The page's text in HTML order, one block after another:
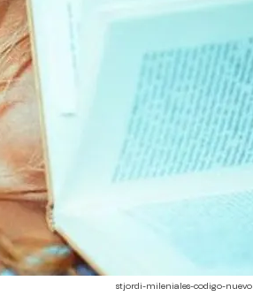
stjordi-mileniales-codigo-nuevo